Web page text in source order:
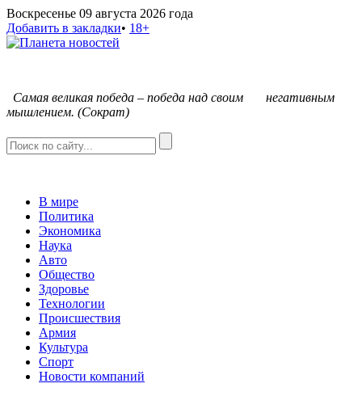
Воскресенье 09 августа 2026 года
Добавить в закладки• 18+
Самая великая победа – победа над своим негативным
мышлением. (Сократ)
В мире
Политика
Экономика
Наука
Авто
Общество
Здоровье
Технологии
Происшествия
Армия
Культура
Спорт
Новости компаний